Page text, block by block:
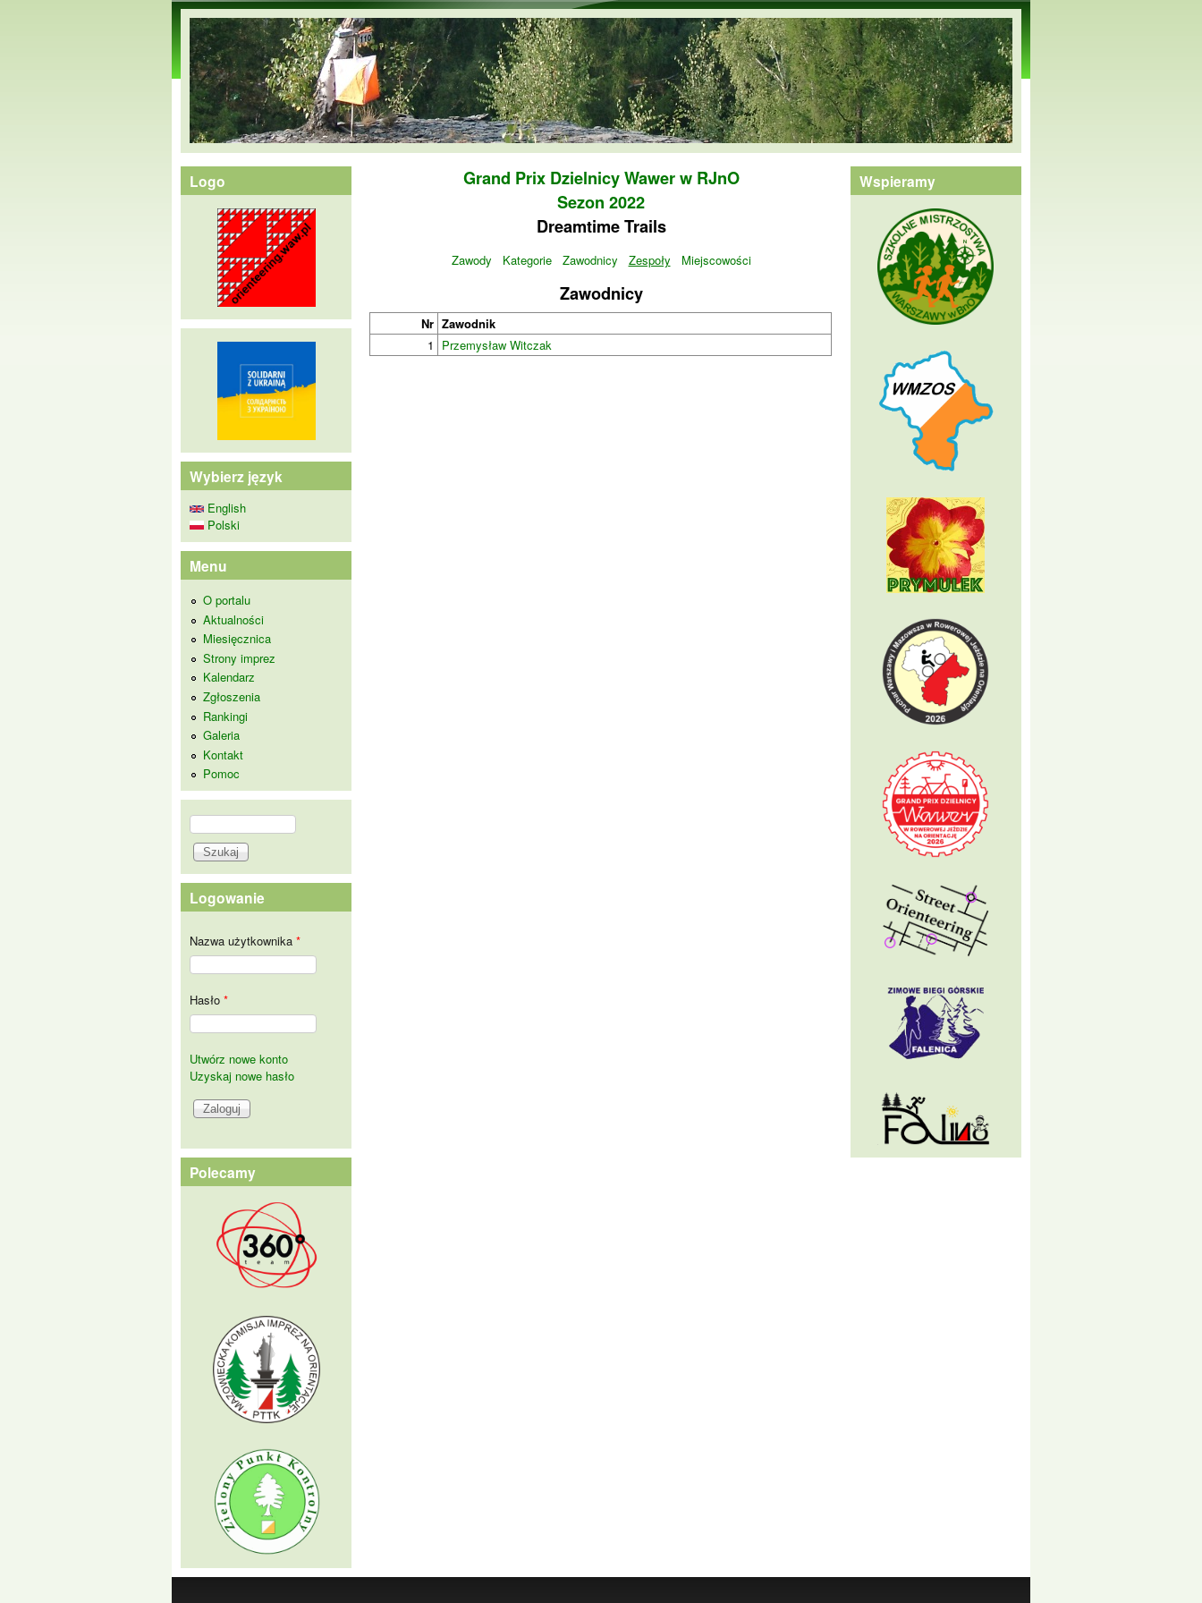
Przejdź do treści
orienteering.waw.pl
Grand Prix Dzielnicy Wawer w RJnO
Sezon 2022
Dreamtime Trails
Zawody Kategorie Zawodnicy Zespoły Miejscowości
Zawodnicy
Nr Zawodnik
1
Przemysław Witczak
Logo
Wybierz język
English
Polski
Menu
O portalu
Aktualności
Miesięcznica
Strony imprez
Kalendarz
Zgłoszenia
Rankingi
Galeria
Kontakt
Pomoc
Formularz wyszukiwania
Szukaj
Logowanie
Nazwa użytkownika *
Hasło *
Utwórz nowe konto
Uzyskaj nowe hasło
Polecamy
Wspieramy